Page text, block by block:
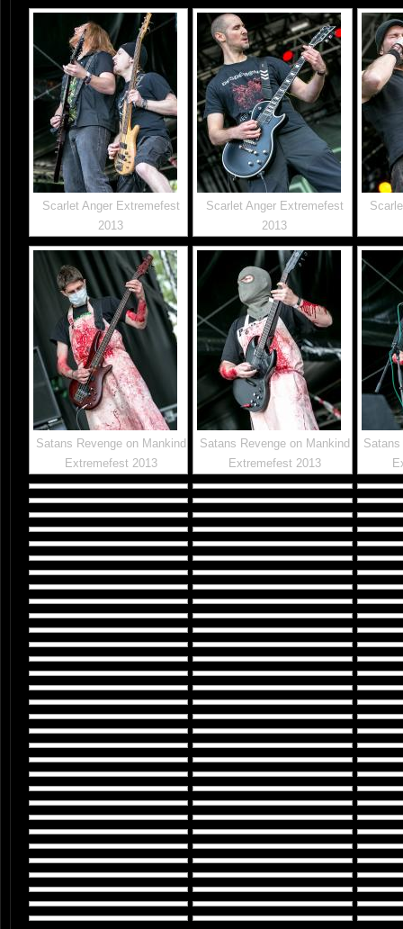
Scarlet Anger Extremefest
2013
Scarlet Anger Extremefest
2013
Satans Revenge on Mankind
Extremefest 2013
Satans Revenge on Mankind
Extremefest 2013